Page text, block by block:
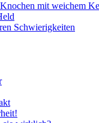
mit weichem
Schwierigkeiten